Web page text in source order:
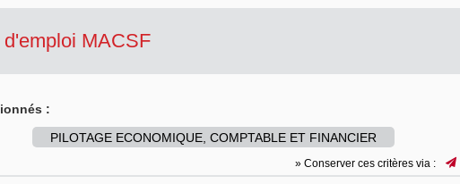
MACSF
:
PILOTAGE ECONOMIQUE, COMPTABLE ET FINANCIER
» Conserver ces critères via :